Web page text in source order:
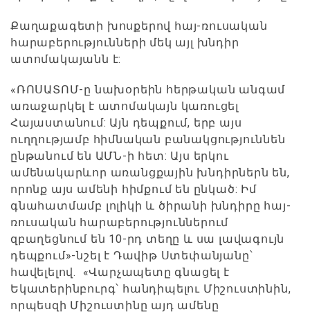
Քաղաքագետի խոսքերով հայ-ռուսական
հարաբերությունների մեկ այլ խնդիր
ատոմակայանն է:
«ՌՈՍԱՏՈՄ-ը նախօրեին հերթական անգամ
առաջարկել է ատոմակայն կառուցել
Հայաստանում: Այն դեպքում, երբ այս
ուղղությամբ հիմնական բանակցություննեն
ընթանում են ԱՄՆ-ի հետ: Այս երկու
ամենակարևոր առանցքային խնդիրներն են,
որոնք այս ամենի հիմքում են ընկած: Իմ
գնահատմամբ լոլիկի և ծիրանի խնդիրը հայ-
ռուսական հարաբերություններում
զբաղեցնում են 10-րդ տեղը և սա լավագույն
դեպքում»-նշել է Դավիթ Ստեփանյանը՝
հավելելով. «Վարչապետը գնացել է
Եկատերինբուրգ՝ հանդիպելու Միշուստինին,
որպեսզի Միշուստինը այդ ամենը